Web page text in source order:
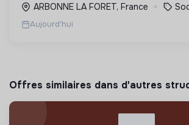
ARBONNE LA FORET, France
Aujourd'hui
Offres similaires dans d'autres